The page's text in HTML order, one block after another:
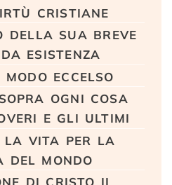
cristiane
della sua breve
esistenza
eccelso
ogni cosa
e gli ultimi
la vita per la
del mondo
di cristo il